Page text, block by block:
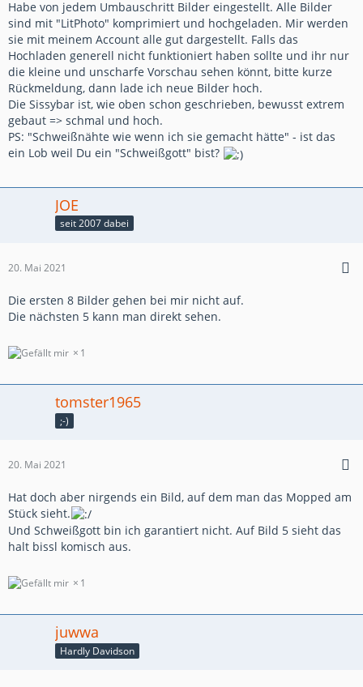
Habe von jedem Umbauschritt Bilder eingestellt. Alle Bilder
sind mit "LitPhoto" komprimiert und hochgeladen. Mir werden
sie mit meinem Account alle gut dargestellt. Falls das
Hochladen generell nicht funktioniert haben sollte und ihr nur
die kleine und unscharfe Vorschau sehen könnt, bitte kurze
Rückmeldung, dann lade ich neue Bilder hoch.
Die Sissybar ist, wie oben schon geschrieben, bewusst extrem
gebaut => schmal und hoch.
PS: "Schweißnähte wie wenn ich sie gemacht hätte" - ist das
ein Lob weil Du ein "Schweißgott" bist?
JOE
seit 2007 dabei
20. Mai 2021
Die ersten 8 Bilder gehen bei mir nicht auf.
Die nächsten 5 kann man direkt sehen.
1
tomster1965
;-)
20. Mai 2021
Hat doch aber nirgends ein Bild, auf dem man das Mopped am
Stück sieht.
Und Schweißgott bin ich garantiert nicht. Auf Bild 5 sieht das
halt bissl komisch aus.
1
juwwa
Hardly Davidson